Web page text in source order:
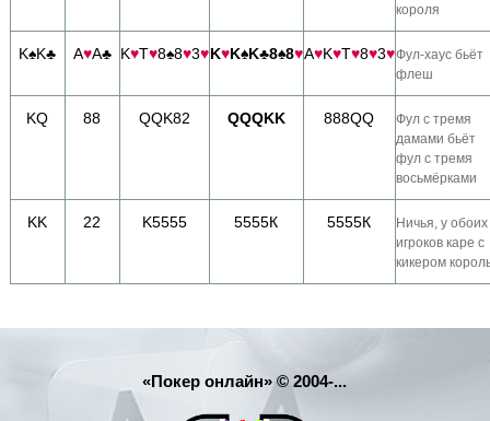
короля
K♠K♣ A♥A♣ K♥T♥8♠8♥3♥K♥K♠K♣8♠8♥A♥K♥T♥8♥3♥Фул-хаус бьёт
флеш
KQ 88 QQK82 QQQKK 888QQ
Фул с тремя
дамами бьёт
фул с тремя
восьмёрками
KK 22 K5555 5555К 5555К
Ничья, у обоих
игроков каре с
кикером
«Покер онлайн» © 2004-...